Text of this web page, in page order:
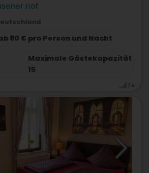
Hof
50 € pro Person und Nacht
Maximale Gästekapazität
15